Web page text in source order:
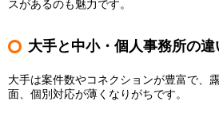
スがあるのも魅力です。
大手と中小・個人事務所の違
大手は案件数やコネクションが豊富で、
面、個別対応が薄くなりがちです。